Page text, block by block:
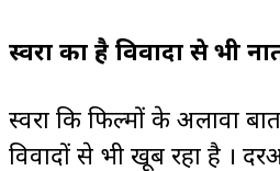
स्वरा का है विवादों से भी
स्वरा कि फिल्मों के अलावा
विवादों से भी खूब रहा है ।